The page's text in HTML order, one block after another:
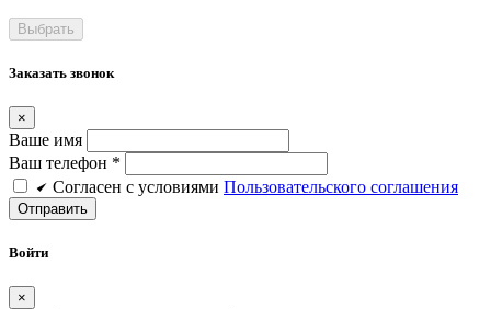
Заказать звонок
×
Ваше имя
Ваш телефон *
Cогласен c условиями Пользовательского соглашения
Войти
×